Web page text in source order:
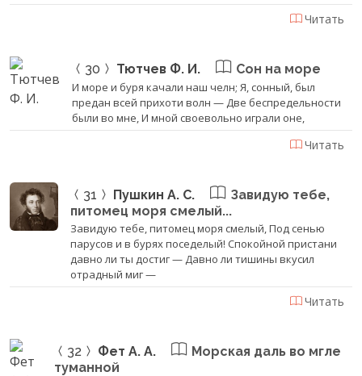
Читать
30 Тютчев Ф. И. Сон на море
И море и буря качали наш челн; Я, сонный, был
предан всей прихоти волн — Две беспредельности
были во мне, И мной своевольно играли оне,
Читать
31 Пушкин А. С.
Завидую тебе,
питомец моря смелый...
Завидую тебе, питомец моря смелый, Под сенью
парусов и в бурях поседелый! Спокойной пристани
давно ли ты достиг — Давно ли тишины вкусил
отрадный миг —
Читать
32 Фет А. А.
Морская даль во мгле
туманной